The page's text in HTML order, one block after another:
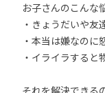
お子さんのこんな
・きょうだいや友
・本当は嫌なのに
・イライラすると
それを解決できる